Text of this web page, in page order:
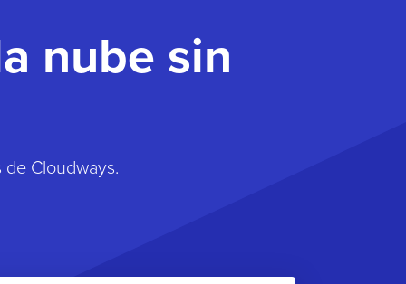
nube sin
Cloudways.